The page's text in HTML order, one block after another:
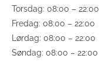
Torsdag: 08:00 – 22:00
Fredag: 08:00 – 22:00
Lørdag: 08:00 – 22:00
Søndag: 08:00 – 22:00